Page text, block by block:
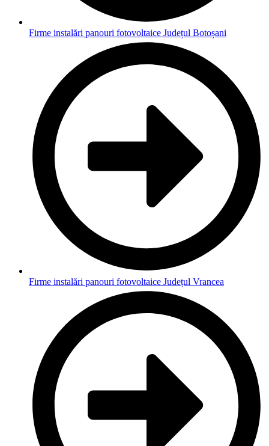
Firme instalări panouri fotovoltaice Județul Botoșani
Firme instalări panouri fotovoltaice Județul Vrancea